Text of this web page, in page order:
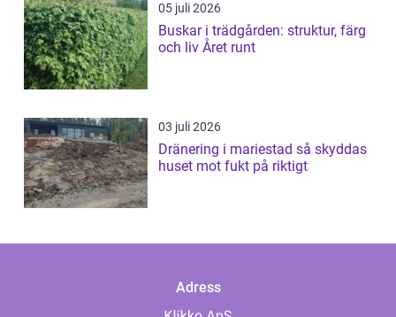
05 juli 2026
Buskar i trädgården: struktur, färg
och liv Året runt
03 juli 2026
Dränering i mariestad så skyddas
huset mot fukt på riktigt
Adress